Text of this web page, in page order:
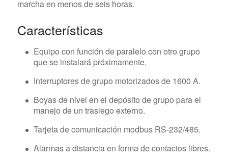
marcha en menos de seis horas.
Características
Equipo con función de paralelo con otro grupo
que se instalará próximamente.
Interruptores de grupo motorizados de 1600 A.
Boyas de nivel en el depósito de grupo para el
manejo de un trasiego externo.
Tarjeta de comunicación modbus RS-232/485.
Alarmas a distancia en forma de contactos libres.